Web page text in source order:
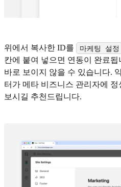
위에서 복사한 ID를 마케팅 설정
칸에 붙여 넣으면 연동이 완료
바로 보이지 않을 수 있습니다.
터가 메타 비즈니스 관리자에
보시길 추천드립니다.